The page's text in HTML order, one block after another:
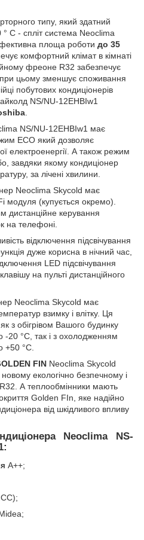
типу, який здатний
° С - спліт система Neoclima
площа роботи до 35
комфортний клімат в кімнаті
фреоне R32 забезпечує
при цьому зменшує споживання
побутових кондиціонерів
NS/NU-12EHBIw1
NS/NU-12EHBIw1 має
ECO який дозволяє
електроенергії. А також режим
завдяки якому кондиціонер
за лічені хвилини.
Neoclima Skycold має
модуля (купується окремо).
дистанційне керування
на телефоні.
відключення підсвічування
дуже корисна в нічний час,
LED підсвічування
на пульті дистанційного
Neoclima Skycold має
взимку і влітку. Ця
з обігрівом Вашого будинку
-20 °С, так і з охолодженням
+50 °С.
FIN Neoclima Skycold
екологічно безпечному і
А теплообмінники мають
Golden FIn, яке надійно
від шкідливого впливу
Neoclima NS-
A++;